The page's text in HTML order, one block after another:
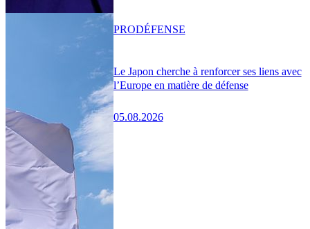
Le Japon cherche à renforcer ses liens avec
l’Europe en matière de défense
05.08.2026
PRODÉFENSE